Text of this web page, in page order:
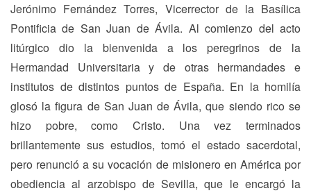
Jerónimo Fernández Torres, Vicerrector de la Basílica
Pontificia de San Juan de Ávila. Al comienzo del acto
litúrgico dio la bienvenida a los peregrinos de la
Hermandad Universitaria y de otras hermandades e
institutos de distintos puntos de España. En la homilía
glosó la figura de San Juan de Ávila, que siendo rico se
hizo pobre, como Cristo. Una vez terminados
brillantemente sus estudios, tomó el estado sacerdotal,
pero renunció a su vocación de misionero en América por
obediencia al arzobispo de Sevilla, que le encargó la